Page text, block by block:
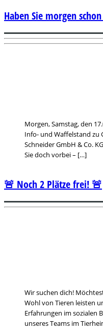
Morgen, Samstag, den
Info- und Waffelstand zu
Schneider GmbH & Co.
Sie doch vorbei – […]
Haben Sie morgen
Wir suchen dich!
Wohl von Tieren leisten
Erfahrungen im sozialen
unseres Teams im
🚨 Noch 2 Plätze frei! 🚨